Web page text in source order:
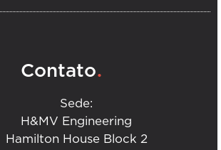
Contato.
Sede:
H&MV Engineering
Hamilton House Block 2